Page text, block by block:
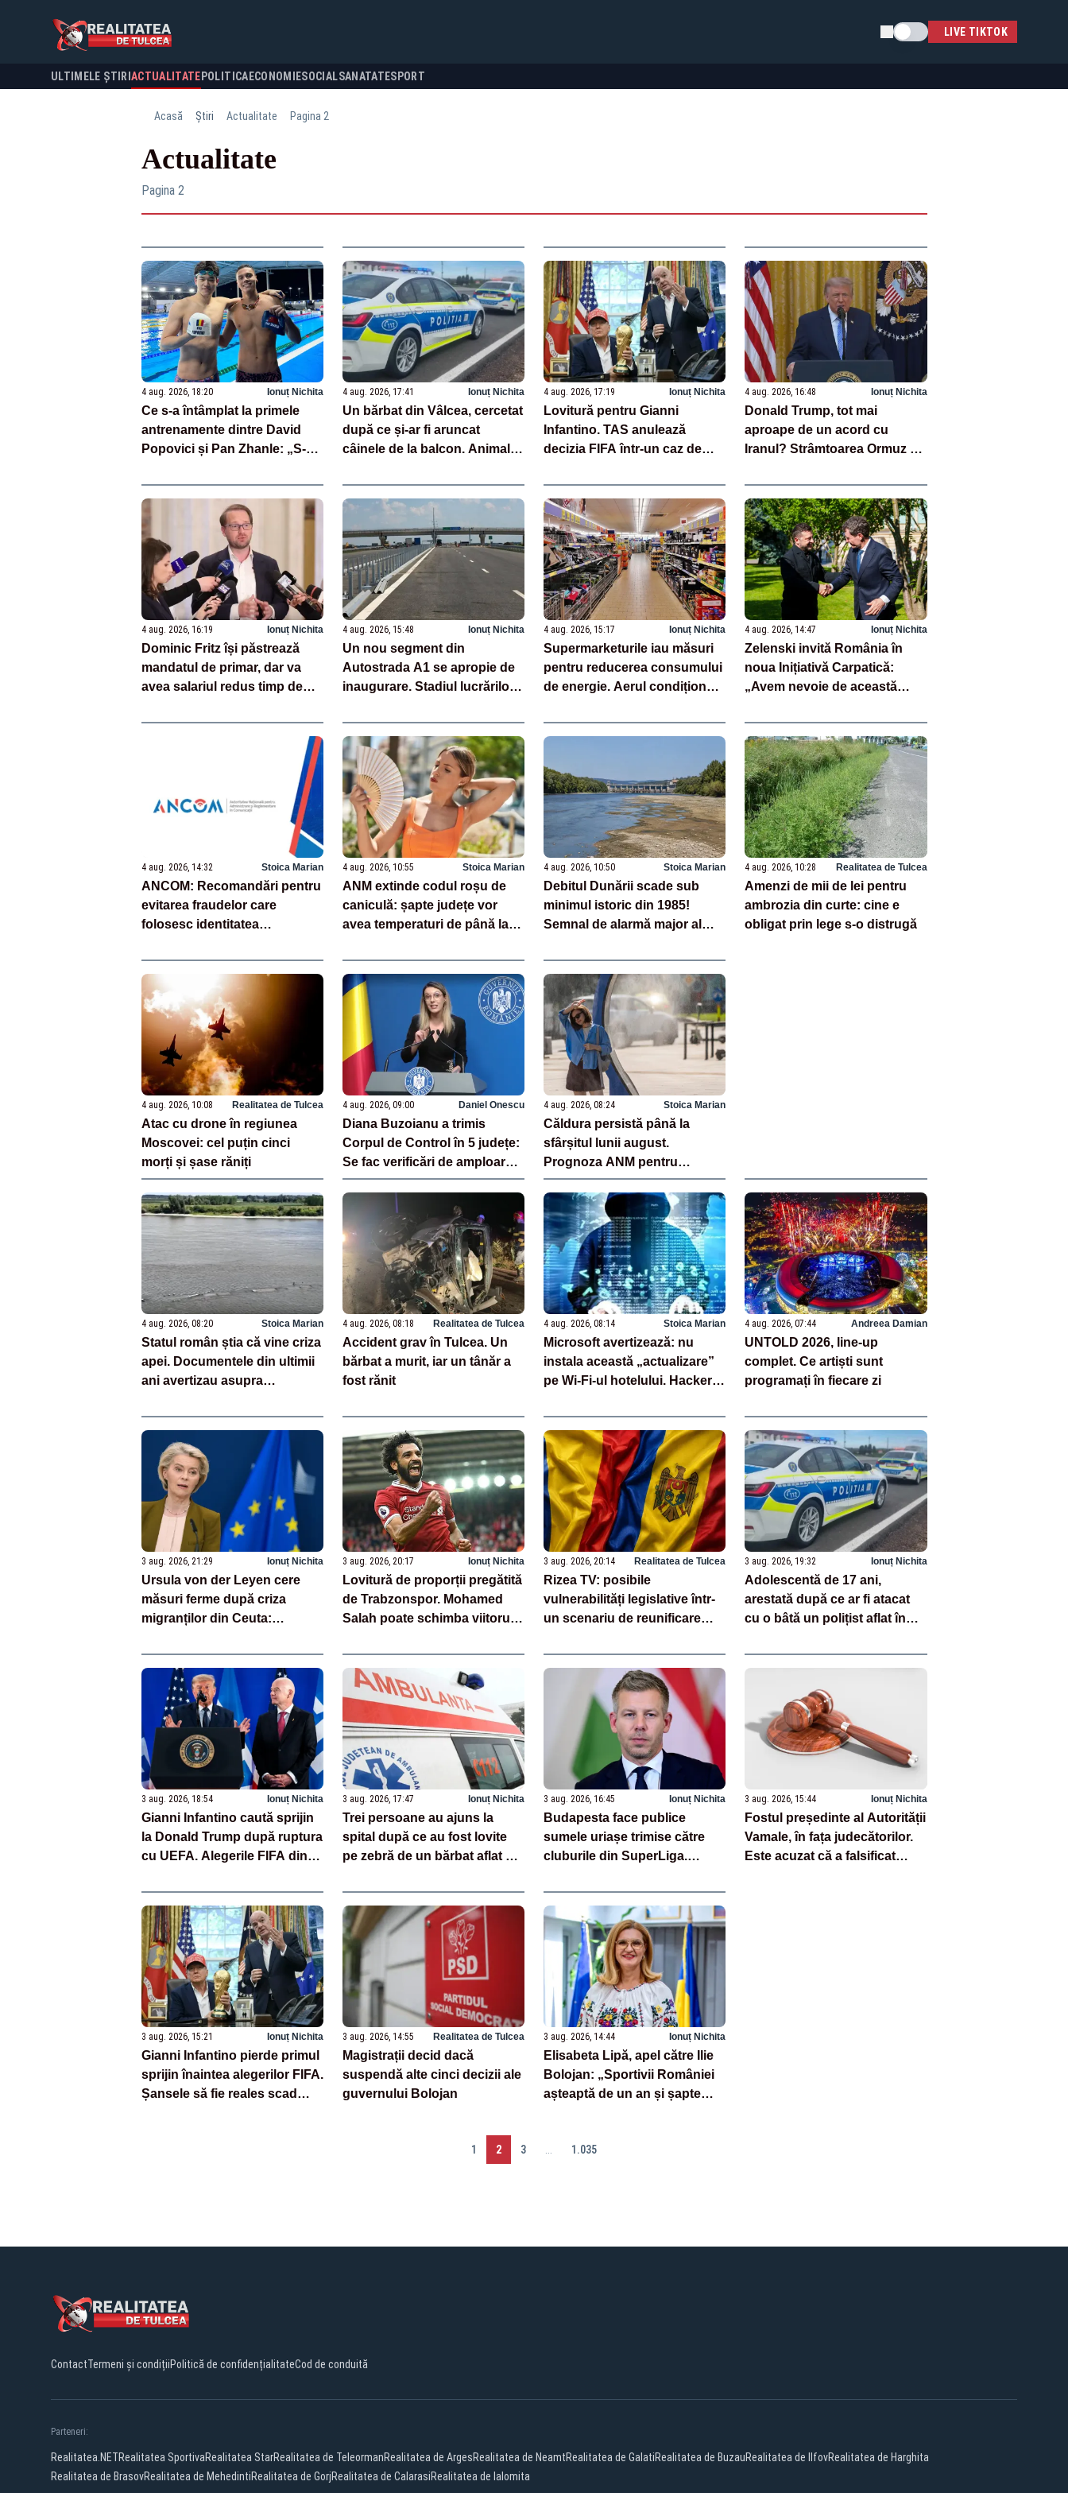
Schimba temaLIVE TIKTOK
ULTIMELE ȘTIRI ACTUALITATE POLITICA ECONOMIESOCIALSANATATESPORT
Acasă Știri Actualitate Pagina 2
Actualitate
Pagina 2
4 aug. 2026, 18:20 Ionuț Nichita
Ce s-a întâmplat la primele
antrenamente dintre David
Popovici și Pan Zhanle: „S-au
4 aug. 2026, 17:41 Ionuț Nichita
Un bărbat din Vâlcea, cercetat
după ce și-ar fi aruncat
câinele de la balcon. Animalul
4 aug. 2026, 17:19 Ionuț Nichita
Lovitură pentru Gianni
Infantino. TAS anulează
decizia FIFA într-un caz de
4 aug. 2026, 16:48 Ionuț Nichita
Donald Trump, tot mai
aproape de un acord cu
Iranul? Strâmtoarea Ormuz ar
4 aug. 2026, 16:19 Ionuț Nichita
Dominic Fritz își păstrează
mandatul de primar, dar va
avea salariul redus timp de
4 aug. 2026, 15:48 Ionuț Nichita
Un nou segment din
Autostrada A1 se apropie de
inaugurare. Stadiul lucrărilor a
4 aug. 2026, 15:17 Ionuț Nichita
Supermarketurile iau măsuri
pentru reducerea consumului
de energie. Aerul condiționat
4 aug. 2026, 14:47 Ionuț Nichita
Zelenski invită România în
noua Inițiativă Carpatică:
„Avem nevoie de această
4 aug. 2026, 14:32 Stoica Marian
ANCOM: Recomandări pentru
evitarea fraudelor care
folosesc identitatea
4 aug. 2026, 10:55 Stoica Marian
ANM extinde codul roșu de
caniculă: șapte județe vor
avea temperaturi de până la
4 aug. 2026, 10:50 Stoica Marian
Debitul Dunării scade sub
minimul istoric din 1985!
Semnal de alarmă major al
4 aug. 2026, 10:28 Realitatea de Tulcea
Amenzi de mii de lei pentru
ambrozia din curte: cine e
obligat prin lege s-o distrugă
4 aug. 2026, 10:08 Realitatea de Tulcea
Atac cu drone în regiunea
Moscovei: cel puțin cinci
morți și șase răniți
4 aug. 2026, 09:00 Daniel Onescu
Diana Buzoianu a trimis
Corpul de Control în 5 județe:
Se fac verificări de amploare
la Garda de Mediu
4 aug. 2026, 08:24 Stoica Marian
Căldura persistă până la
sfârșitul lunii august.
Prognoza ANM pentru
următoarele patru săptămâni
4 aug. 2026, 08:20 Stoica Marian
Statul român știa că vine criza
apei. Documentele din ultimii
ani avertizau asupra
4 aug. 2026, 08:18 Realitatea de Tulcea
Accident grav în Tulcea. Un
bărbat a murit, iar un tânăr a
fost rănit
4 aug. 2026, 08:14 Stoica Marian
Microsoft avertizează: nu
instala această „actualizare”
pe Wi-Fi-ul hotelului. Hackerii
parolele
4 aug. 2026, 07:44 Andreea Damian
UNTOLD 2026, line-up
complet. Ce artiști sunt
programați în fiecare zi
3 aug. 2026, 21:29 Ionuț Nichita
Ursula von der Leyen cere
măsuri ferme după criza
migranților din Ceuta:
frontierele UE”
3 aug. 2026, 20:17 Ionuț Nichita
Lovitură de proporții pregătită
de Trabzonspor. Mohamed
Salah poate schimba viitorul
3 aug. 2026, 20:14 Realitatea de Tulcea
Rizea TV: posibile
vulnerabilități legislative într-
un scenariu de reunificare
3 aug. 2026, 19:32 Ionuț Nichita
Adolescentă de 17 ani,
arestată după ce ar fi atacat
cu o bâtă un polițist aflat în
3 aug. 2026, 18:54 Ionuț Nichita
Gianni Infantino caută sprijin
la Donald Trump după ruptura
cu UEFA. Alegerile FIFA din
3 aug. 2026, 17:47 Ionuț Nichita
Trei persoane au ajuns la
spital după ce au fost lovite
pe zebră de un bărbat aflat pe
3 aug. 2026, 16:45 Ionuț Nichita
Budapesta face publice
sumele uriașe trimise către
cluburile din SuperLiga.
întrebării
3 aug. 2026, 15:44 Ionuț Nichita
Fostul președinte al Autorității
Vamale, în fața judecătorilor.
Este acuzat că a falsificat
3 aug. 2026, 15:21 Ionuț Nichita
Gianni Infantino pierde primul
sprijin înaintea alegerilor FIFA.
Șansele să fie reales scad
3 aug. 2026, 14:55 Realitatea de Tulcea
Magistrații decid dacă
suspendă alte cinci decizii ale
guvernului Bolojan
3 aug. 2026, 14:44 Ionuț Nichita
Elisabeta Lipă, apel către Ilie
Bolojan: „Sportivii României
așteaptă de un an și șapte
1 2 3 ... 1.035
ContactTermeni și condițiiPolitică de confidențialitateCod de conduită
Parteneri:
Realitatea.NETRealitatea SportivaRealitatea StarRealitatea de TeleormanRealitatea de ArgesRealitatea de NeamtRealitatea de GalatiRealitatea de BuzauRealitatea de IlfovRealitatea de Harghita
Realitatea de BrasovRealitatea de MehedintiRealitatea de GorjRealitatea de CalarasiRealitatea de Ialomita